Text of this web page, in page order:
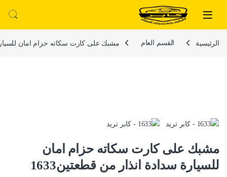
تخطي إلى المحتوى
الرئيسية القسم العام مشبك على كارت سكاته حزام امان للسيارة
مشبك على كارت سكاته حزام امان
للسيارة سدادة انذار من قطعتين1633